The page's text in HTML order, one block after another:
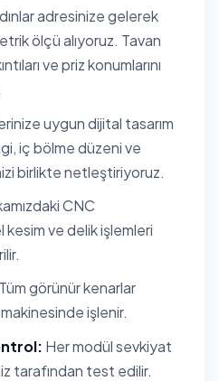
adresinize gelerek
ölçü alıyoruz. Tavan
ve priz konumlarını
uygun dijital tasarım
iç bölme düzeni ve
birlikte netleştiriyoruz.
CNC
ve delik işlemleri
Tüm görünür kenarlar
işlenir.
Her modül sevkiyat
tarafından test edilir.